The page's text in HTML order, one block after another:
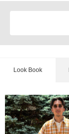
Look Book